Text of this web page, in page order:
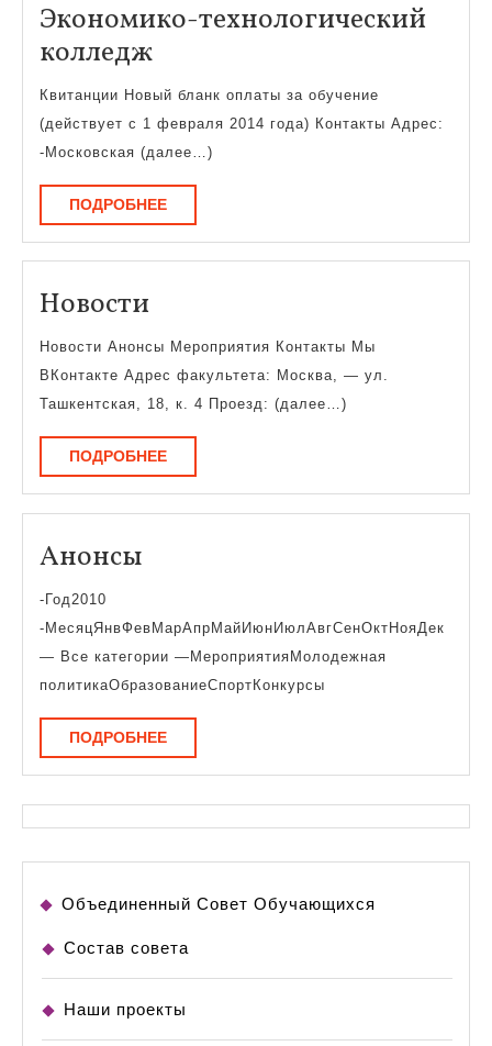
Экономико-технологический
колледжЭкономико-
технологический
колледж
Квитанции Новый бланк оплаты за обучение
(действует с 1 февраля 2014 года) Контакты Адрес:
-Московская (далее…)
ПОДРОБНЕЕПОДРОБНЕЕ
Новости
Новости Анонсы Мероприятия Контакты Мы
ВКонтакте Адрес факультета: Москва, — ул.
Ташкентская, 18, к. 4 Проезд: (далее…)
ПОДРОБНЕЕПОДРОБНЕЕ
Анонсы
-Год2010
-МесяцЯнвФевМарАпрМайИюнИюлАвгСенОктНояДек
— Все категории —МероприятияМолодежная
политикаОбразованиеСпортКонкурсы
ПОДРОБНЕЕПОДРОБНЕЕ
Объединенный Совет Обучающихся
Состав совета
Наши проекты